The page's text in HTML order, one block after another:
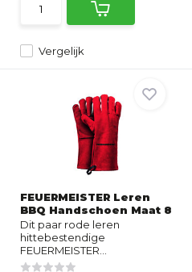
Vergelijk
FEUERMEISTER Leren
BBQ Handschoen Maat 8
Dit paar rode leren
hittebestendige
FEUERMEISTER...